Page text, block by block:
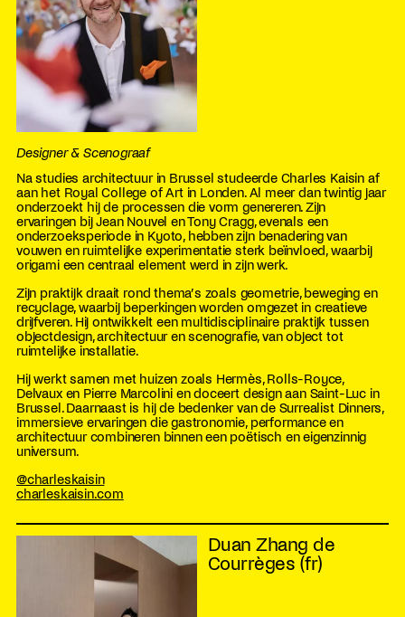
Designer & Scenograaf
Na studies architectuur in Brussel studeerde Charles Kaisin af
aan het Royal College of Art in Londen. Al meer dan twintig jaar
onderzoekt hij de processen die vorm genereren. Zijn
ervaringen bij Jean Nouvel en Tony Cragg, evenals een
onderzoeksperiode in Kyoto, hebben zijn benadering van
vouwen en ruimtelijke experimentatie sterk beïnvloed, waarbij
origami een centraal element werd in zijn werk.
Zijn praktijk draait rond thema’s zoals geometrie, beweging en
recyclage, waarbij beperkingen worden omgezet in creatieve
drijfveren. Hij ontwikkelt een multidisciplinaire praktijk tussen
objectdesign, architectuur en scenografie, van object tot
ruimtelijke installatie.
Hij werkt samen met huizen zoals Hermès, Rolls-Royce,
Delvaux en Pierre Marcolini en doceert design aan Saint-Luc in
Brussel. Daarnaast is hij de bedenker van de Surrealist Dinners,
immersieve ervaringen die gastronomie, performance en
architectuur combineren binnen een poëtisch en eigenzinnig
universum.
@charleskaisin
charleskaisin.com
Duan Zhang de
Courrèges (fr)